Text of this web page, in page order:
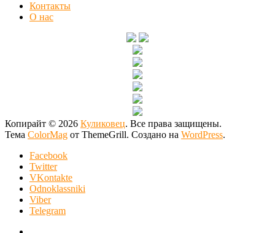
Контакты
О нас
Копирайт © 2026 Куликовец. Все права защищены.
Тема ColorMag от ThemeGrill. Создано на WordPress.
Facebook
Twitter
VKontakte
Odnoklassniki
Viber
Telegram